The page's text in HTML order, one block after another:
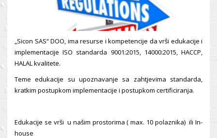
„Sicon SAS“ DOO, ima resurse i kompetencije da vrši edukacije i
implementacije ISO standarda 9001:2015, 14000:2015, HACCP,
HALAL kvalitete.
Teme edukacije su upoznavanje sa zahtjevima standarda,
kratkim postupkom implementacije i postupkom certificiranja.
Edukacije se vrši u našim prostorima ( max. 10 polaznika) ili In-
house